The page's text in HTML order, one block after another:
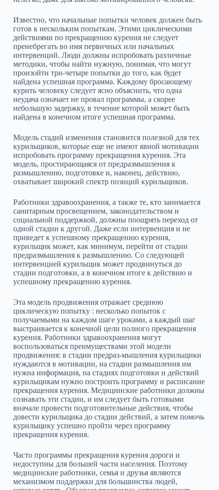
Известно, что начальные попытки человек должен быть
готов к нескольким попыткам. Этими циклическими
действиями по прекращению курения не следует
пренебрегать во имя первичных или начальных
интервенций. Люди должны испробовать различные
методики, чтобы найти нужную, понимая, что могут
произойти три‑четыре попытки до того, как будет
найдена успешная программа. Каждому бросающему
курить человеку следует ясно объяснить, что одна
неудача означает не провал программы, а скорее
небольшую задержку, в течение которой может быть
найдена в конечном итоге успешная программа.
Модель стадий изменения становится полезной для тех
курильщиков, которые еще не имеют явной мотивации
испробовать программу прекращения курения. Эта
модель, простирающаяся от предразмышления к
размышлению, подготовке и, наконец, действию,
охватывает широкий спектр позиций курильщиков.
Работники здравоохранения, а также те, кто занимается
санитарным просвещением, законодательством и
социальной поддержкой, должны поощрять переход от
одной стадии к другой. Даже если интервенция и не
приведет к успешному прекращению курения,
курильщик может, как минимум, перейти от стадии
предразмышления к размышлению. Со следующей
интервенцией курильщик может продвинуться до
стадии подготовки, а в конечном итоге к действию и
успешному прекращению курения.
Эта модель продвижения отражает среднюю
циклическую попытку : несколько попыток с
получаемыми на каждом шаге уроками, а каждый шаг
выстраивается к конечной цели полного прекращения
курения. Работники здравоохранения могут
воспользоваться преимуществами этой модели
продвижения: в стадии предраз‑мышления курильщики
нуждаются в мотивации, на стадии размышления им
нужна информация, на стадиях подготовки и действий
курильщикам нужно построить программу и расписание
прекращения курения. Медицинские работники должны
сознавать эти стадии, и им следует быть готовыми
вначале провести подготовительные действия, чтобы
довести курильщика до стадии действий, а затем помочь
курильщику успешно пройти через программу
прекращения курения.
Часто программы прекращения курения дороги и
недоступны для большей части населения. Поэтому
медицинские работники, семья и друзья являются
механизмом поддержки для большинства людей,